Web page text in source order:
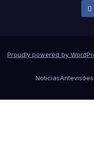
Proudly powered by
NotíciasAntevisões